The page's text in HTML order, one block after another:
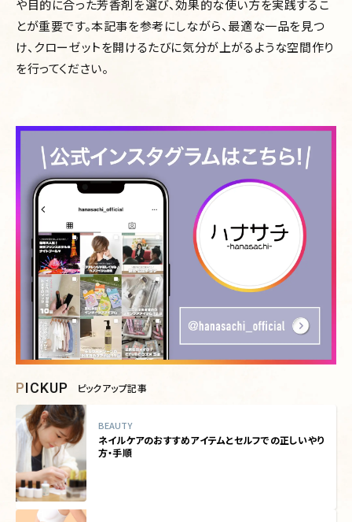
や目的に合った芳香剤を選び、効果的な使い方を実践するこ
とが重要です。本記事を参考にしながら、最適な一品を見つ
け、クローゼットを開けるたびに気分が上がるような空間作り
を行ってください。
PICKUP ピックアップ記事
BEAUTY
ネイルケアのおすすめアイテムとセルフでの正しいやり
方・手順